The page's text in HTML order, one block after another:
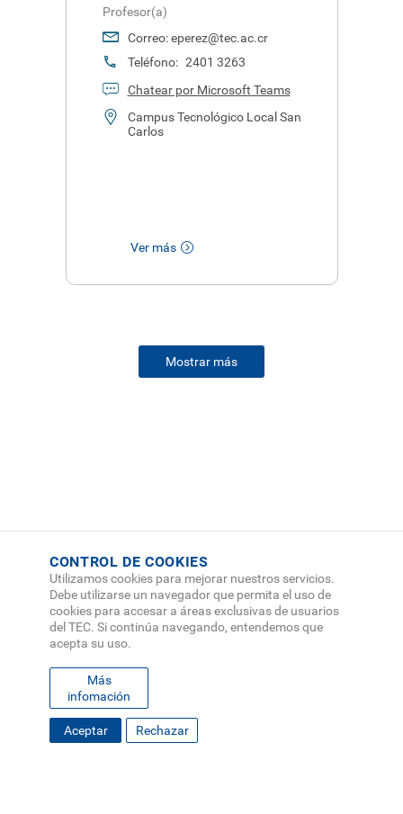
Profesor(a)
Correo:eperez@tec.ac.cr
Teléfono: 2401 3263
Chatear por Microsoft Teams
Campus Tecnológico Local San
Carlos
Ver más
Mostrar más
CONTROL DE COOKIES
Utilizamos cookies para mejorar nuestros servicios.
Debe utilizarse un navegador que permita el uso de
cookies para accesar a áreas exclusivas de usuarios
del TEC. Si continúa navegando, entendemos que
acepta su uso.
Más
infomación
Aceptar Rechazar